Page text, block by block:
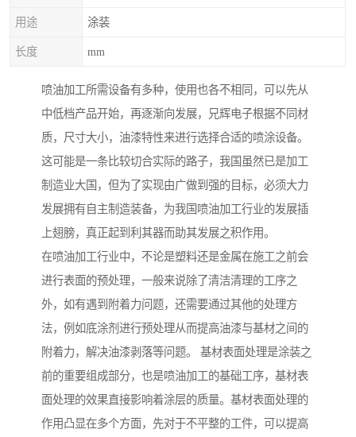
用途 涂装
长度 mm
喷油加工所需设备有多种，使用也各不相同，可以先从
中低档产品开始，再逐渐向发展，兄辉电子根据不同材
质，尺寸大小，油漆特性来进行选择合适的喷涂设备。
这可能是一条比较切合实际的路子，我国虽然已是加工
制造业大国，但为了实现由广做到强的目标，必须大力
发展拥有自主制造装备，为我国喷油加工行业的发展插
上翅膀，真正起到利其器而助其发展之积作用。
在喷油加工行业中，不论是塑料还是金属在施工之前会
进行表面的预处理，一般来说除了清洁清理的工序之
外，如有遇到附着力问题，还需要通过其他的处理方
法，例如底涂剂进行预处理从而提高油漆与基材之间的
附着力，解决油漆剥落等问题。 基材表面处理是涂装之
前的重要组成部分，也是喷油加工的基础工序，基材表
面处理的效果直接影响着涂层的质量。基材表面处理的
作用凸显在多个方面，先对于不平整的工件，可以提高